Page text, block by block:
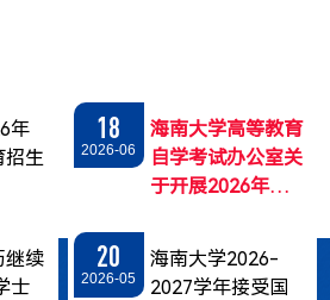
年
招生
18
2026-06
海南大学高等教育
自学考试办公室关
于开展2026年下
撰写工作的通知
继续
士
20
2026-05
海南大学2026-
2027学年接受国